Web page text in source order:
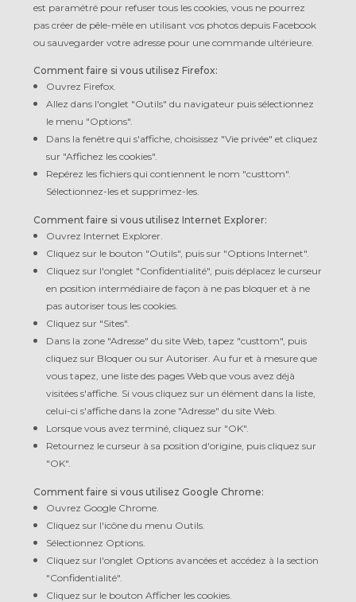
est paramétré pour refuser tous les cookies, vous ne pourrez
pas créer de pêle-mêle en utilisant vos photos depuis Facebook
ou sauvegarder votre adresse pour une commande ultérieure.
Comment faire si vous utilisez Firefox:
Ouvrez Firefox.
Allez dans l'onglet "Outils" du navigateur puis sélectionnez
le menu "Options".
Dans la fenêtre qui s'affiche, choisissez "Vie privée" et cliquez
sur "Affichez les cookies".
Repérez les fichiers qui contiennent le nom "custtom".
Sélectionnez-les et supprimez-les.
Comment faire si vous utilisez Internet Explorer:
Ouvrez Internet Explorer.
Cliquez sur le bouton "Outils", puis sur "Options Internet".
Cliquez sur l'onglet "Confidentialité", puis déplacez le curseur
en position intermédiaire de façon à ne pas bloquer et à ne
pas autoriser tous les cookies.
Cliquez sur "Sites".
Dans la zone "Adresse" du site Web, tapez "custtom", puis
cliquez sur Bloquer ou sur Autoriser. Au fur et à mesure que
vous tapez, une liste des pages Web que vous avez déjà
visitées s'affiche. Si vous cliquez sur un élément dans la liste,
celui-ci s'affiche dans la zone "Adresse" du site Web.
Lorsque vous avez terminé, cliquez sur "OK".
Retournez le curseur à sa position d'origine, puis cliquez sur
"OK".
Comment faire si vous utilisez Google Chrome:
Ouvrez Google Chrome.
Cliquez sur l'icône du menu Outils.
Sélectionnez Options.
Cliquez sur l'onglet Options avancées et accédez à la section
"Confidentialité".
Cliquez sur le bouton Afficher les cookies.